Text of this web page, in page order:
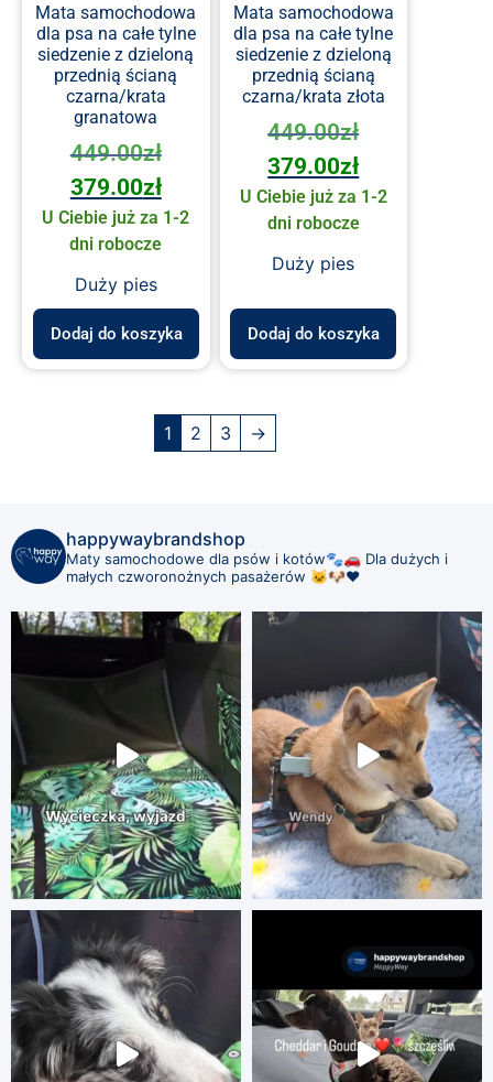
Mata samochodowa
dla psa na całe tylne
siedzenie z dzieloną
przednią ścianą
czarna/krata
granatowa
449.00zł
379.00zł
U Ciebie już za 1-2
dni robocze
Duży pies
Dodaj do koszyka
Mata samochodowa
dla psa na całe tylne
siedzenie z dzieloną
przednią ścianą
czarna/krata złota
449.00zł
379.00zł
U Ciebie już za 1-2
dni robocze
Duży pies
Dodaj do koszyka
1 2 3 →
happywaybrandshop
Maty samochodowe dla psów i kotów🐾🚗 Dla dużych i
małych czworonożnych pasażerów 🐱🐶❤️